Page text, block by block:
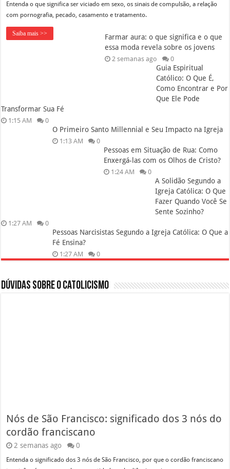
Entenda o que significa ser viciado em sexo, os sinais de compulsão, a relação
com pornografia, pecado, casamento e tratamento.
Saiba mais >>
Farmar aura: o que significa e o que
essa moda revela sobre os jovens
2 semanas ago 0
Guia Espiritual
Católico: O Que É,
Como Encontrar e Por
Que Ele Pode
Transformar Sua Fé
1:15 AM 0
O Primeiro Santo Millennial e Seu Impacto na Igreja
1:13 AM 0
Pessoas em Situação de Rua: Como
Enxergá-las com os Olhos de Cristo?
1:24 AM 0
A Solidão Segundo a
Igreja Católica: O Que
Fazer Quando Você Se
Sente Sozinho?
1:27 AM 0
Pessoas Narcisistas Segundo a Igreja Católica: O Que a
Fé Ensina?
1:27 AM 0
Dúvidas sobre o Catolicismo
Nós de São Francisco: significado dos 3 nós do
cordão franciscano
2 semanas ago 0
Entenda o significado dos 3 nós de São Francisco, por que o cordão franciscano